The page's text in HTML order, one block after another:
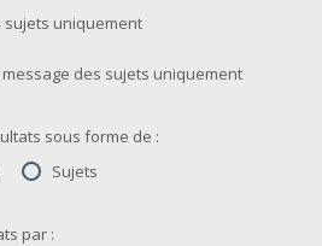
sujets uniquement
message des sujets uniquement
sous forme de :
Sujets
par :